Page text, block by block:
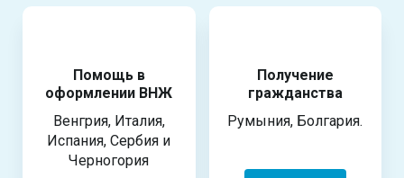
Помощь в
оформлении ВНЖ
Венгрия, Италия,
Испания, Сербия и
Черногория
Получение
гражданства
Румыния, Болгария.